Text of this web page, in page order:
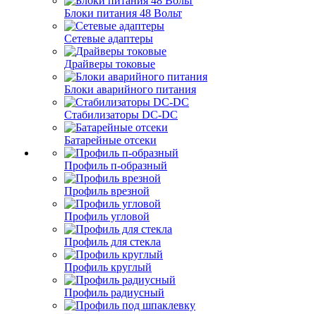
Блоки питания 48 Вольт
Сетевые адаптеры
Драйверы токовые
Блоки аварийного питания
Стабилизаторы DC-DC
Батарейные отсеки
Профиль п-образный
Профиль врезной
Профиль угловой
Профиль для стекла
Профиль круглый
Профиль радиусный